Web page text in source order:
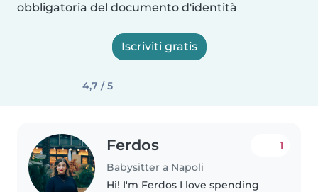
obbligatoria del documento d'identità
Iscriviti gratis
4,7 / 5
Ferdos
Babysitter a Napoli
1
Hi! I'm Ferdos I love spending